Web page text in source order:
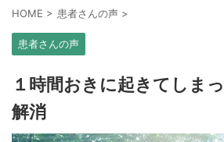
HOME > 患者さんの声 >
患者さんの声
１時間おきに起きてしま
解消